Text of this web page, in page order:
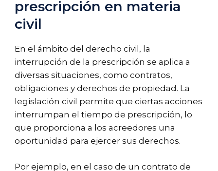
prescripción en materia
civil
En el ámbito del derecho civil, la
interrupción de la prescripción se aplica a
diversas situaciones, como contratos,
obligaciones y derechos de propiedad. La
legislación civil permite que ciertas acciones
interrumpan el tiempo de prescripción, lo
que proporciona a los acreedores una
oportunidad para ejercer sus derechos.
Por ejemplo, en el caso de un contrato de